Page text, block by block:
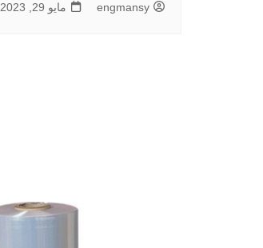
engmansy مايو 29, 2023